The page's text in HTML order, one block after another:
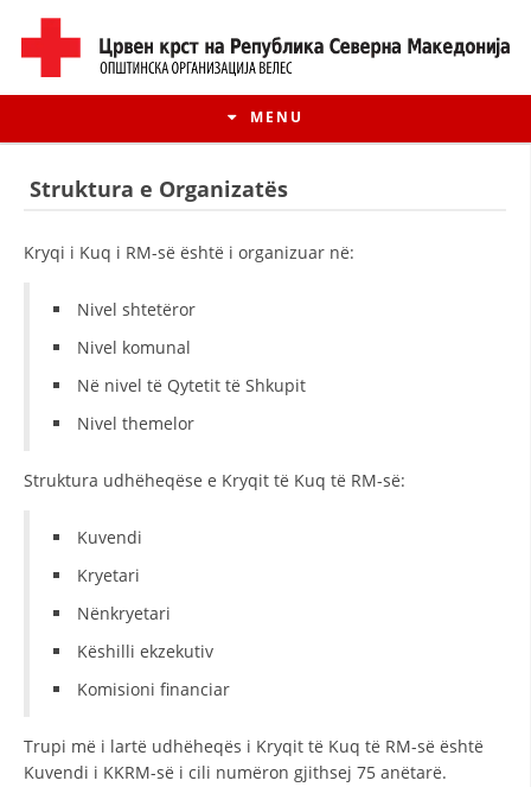
MENU
HISTORIA E KRYQIT TË KUQ
STATUTI I KRYQIT TË KUQ
Struktura e Organizatës
Kryqi i Kuq i RM-së është i organizuar në:
Nivel shtetëror
Nivel komunal
Në nivel të Qytetit të Shkupit
Nivel themelor
Struktura udhëheqëse e Kryqit të Kuq të RM-së:
Kuvendi
Kryetari
Nënkryetari
Këshilli ekzekutiv
Komisioni financiar
Trupi më i lartë udhëheqës i Kryqit të Kuq të RM-së është
Kuvendi i KKRM-së i cili numëron gjithsej 75 anëtarë.